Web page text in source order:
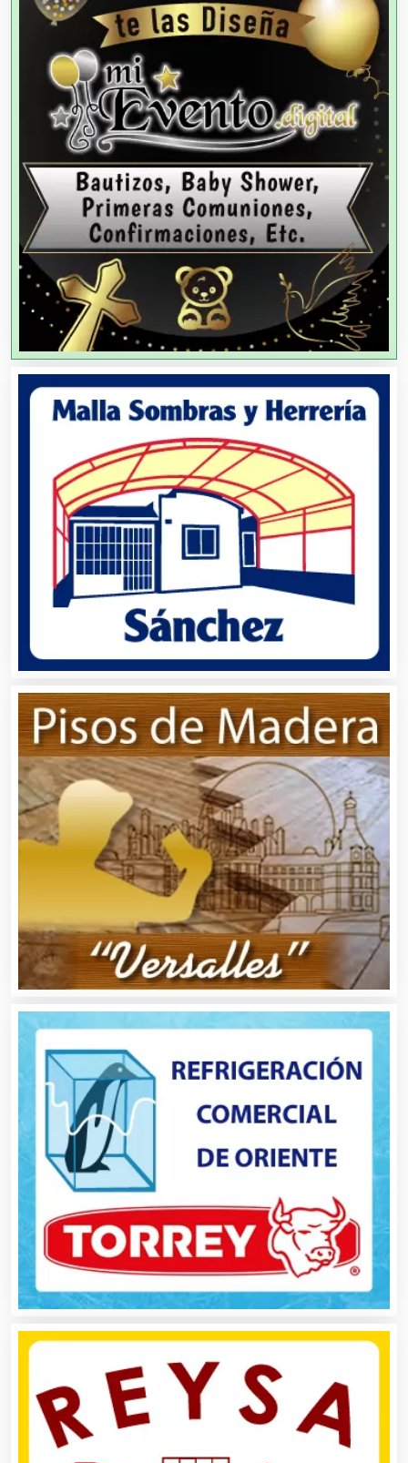
Agencias de Colocación
Agencias de Modelos
Agencias de Publicidad
Agencias de Viajes
Agricultores
Agricultura y Ganadería
Agua Purificada
Aire Acondicionado
Alarmas
Albercas
Alimentos
Almacenaje
Alquiler de Autos
Alquiler de Equipos para Fiestas
Alquiler de Trajes de Etiqueta
Alta Costura
Aluminio
Ambulancias
Análisis Clínicos
Análisis de Aguas